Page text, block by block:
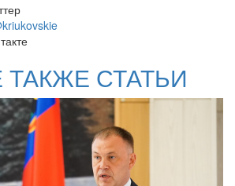
ТАКЖЕ СТАТЬИ